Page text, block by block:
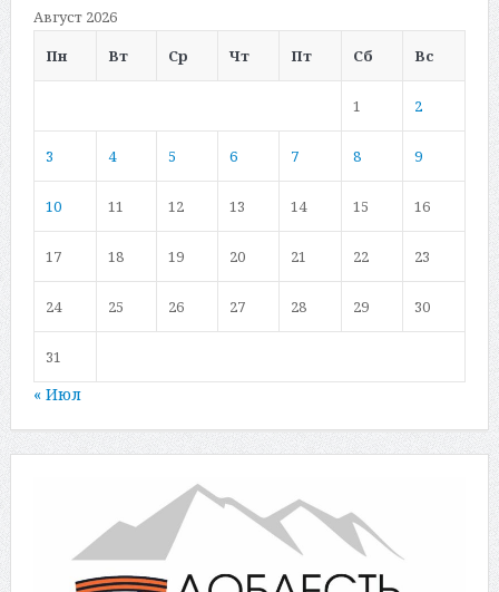
Август 2026
Пн
Вт Ср Чт Пт Сб Вс
1 2
3 4 5 6 7 8 9
10 11 12 13 14 15 16
17 18 19 20 21 22 23
24 25 26 27 28 29 30
31
« Июл